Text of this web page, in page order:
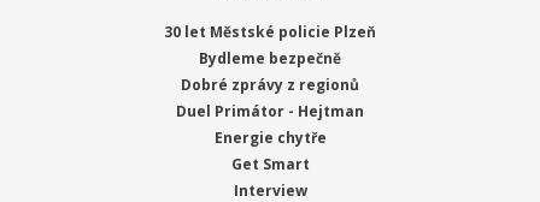
30 let Městské policie Plzeň
Bydleme bezpečně
Dobré zprávy z regionů
Duel Primátor - Hejtman
Energie chytře
Get Smart
Interview